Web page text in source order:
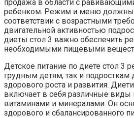
продажа в области с
ребенком. Режим и меню должны
соответствии с возрастными
двигательной активностью
диеты стол 3 важно обеспечить
необходимыми пищевыми
Детское питание по диете стол 3
грудным детям, так и подросткам
здорового роста и развития.
включает в себя различные виды
витаминами и минералами. Он
здорового и сбалансированного